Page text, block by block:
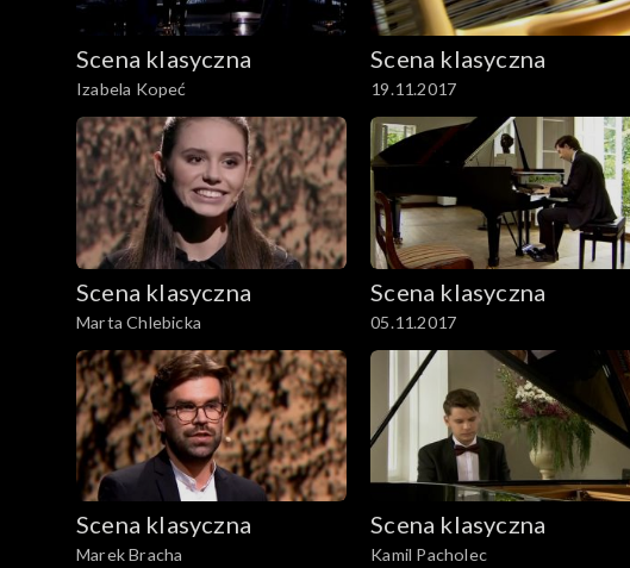
Scena klasyczna
Izabela Kopeć
Scena klasyczna
19.11.2017
Scena klasyczna
Marta Chlebicka
Scena klasyczna
05.11.2017
Scena klasyczna
Marek Bracha
Scena klasyczna
Kamil Pacholec